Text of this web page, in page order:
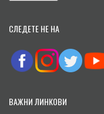
СЛЕДЕТЕ НЕ НА
ВАЖНИ ЛИНКОВИ